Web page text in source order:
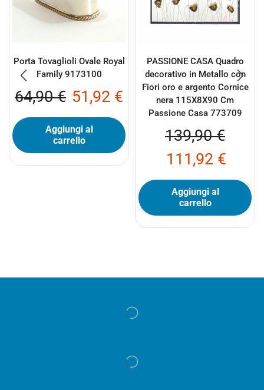
Porta Tovaglioli Ovale Royal
Family 9173100
64,90€ 51,92 €
Aggiungi al
carrello
PASSIONE CASA Quadro
decorativo in Metallo con
Fiori oro e argento Cornice
nera 115X8X90 Cm
Passione Casa 773709
139,90€
111,92 €
Aggiungi al
carrello